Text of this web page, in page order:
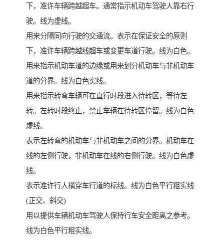
下，准许车辆跨越超车。通常指示机动车驾驶人靠右行
驶。线为虚线。
用来分隔同向行驶的交通流。表示在保证安全的原则
下，准许车辆跨越线超车或变更车道行驶。线为白色。
用来指示机动车道的边缘或用来划分机动车与非机动车
道的分界。线为白色实线。
用来指示转弯车辆可在直行时段进入待转区，等待左
转。左转时段终止，禁止车辆在待转区停留。线为白色
虚线。
表示左转弯的机动车与非机动车之间的分界。机动车在
线的左侧行驶，非机动车在线的右侧行驶。线为白色虚
线。
表示准许行人横穿车行道的标线。线为白色平行粗实线
(正交、斜交)
用以提供车辆机动车驾驶人保持行车安全距离之参考。
线为白色平行粗实线。